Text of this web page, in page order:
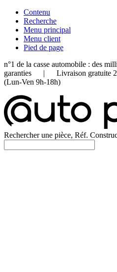
Contenu
Recherche
Menu principal
Menu client
Pied de page
n°1 de la casse automobile : des
garanties | Livraison gratuite
(Lun-Ven 9h-18h)
Rechercher une pièce, Réf.